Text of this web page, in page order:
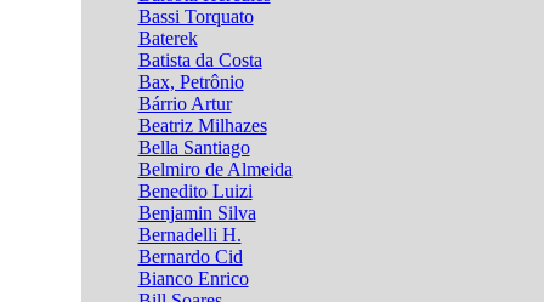
Bassi Torquato
Baterek
Batista da Costa
Bax, Petrônio
Bárrio Artur
Beatriz Milhazes
Bella Santiago
Belmiro de Almeida
Benedito Luizi
Benjamin Silva
Bernadelli H.
Bernardo Cid
Bianco Enrico